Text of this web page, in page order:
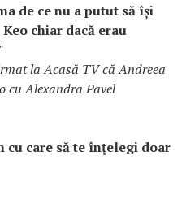
de ce nu a putut să își
chiar dacă erau
la Acasă TV că Andreea
cu Alexandra Pavel
cu care să te înţelegi doar